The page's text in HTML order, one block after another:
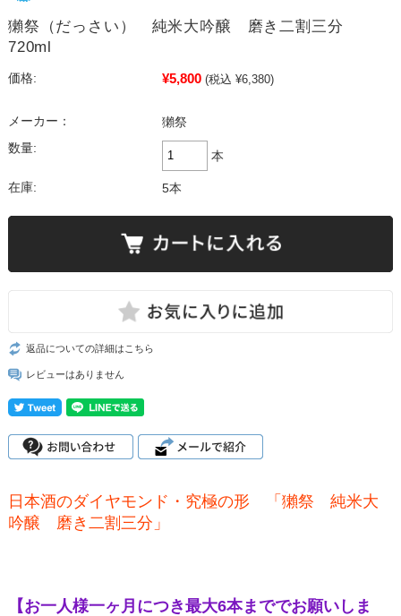
獺祭（だっさい） 純米大吟醸 磨き二割三分
720ml
価格: ¥5,800 (税込 ¥6,380)
メーカー：
獺祭
数量:
本
在庫: 5本
返品についての詳細はこちら
レビューはありません
日本酒のダイヤモンド・究極の形 「獺祭 純米大
吟醸 磨き二割三分」
【お一人様一ヶ月につき最大6本まででお願いしま